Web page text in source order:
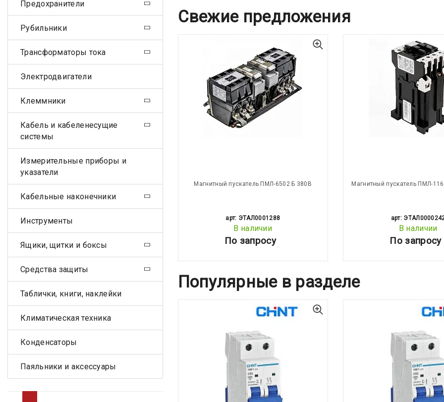
Свежие предложения
Магнитный пускатель ПМЛ-6502 Б 380В
арт: ЭТАЛ0001288
В наличии
По запросу
Магнитный пускатель ПМЛ-
арт:
В наличии
По запросу
Популярные в разделе
Предохранители
Рубильники
Трансформаторы тока
Электродвигатели
Клеммники
Кабель и кабеленесущие
системы
Измерительные приборы и
указатели
Кабельные наконечники
Инструменты
Ящики, щитки и боксы
Средства защиты
Таблички, книги, наклейки
Климатическая техника
Конденсаторы
Паяльники и аксессуары